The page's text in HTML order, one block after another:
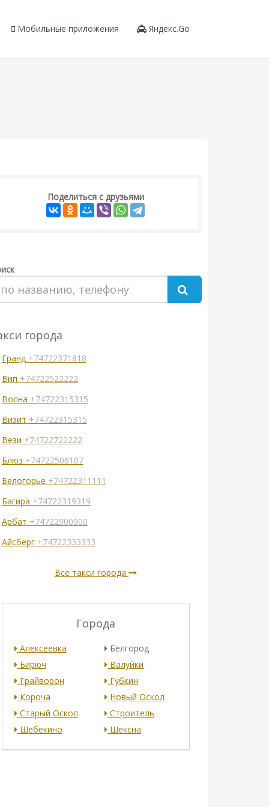
Мобильные приложения Яндекс.Go
Поделиться с друзьями
города
Гранд +74722371818
Вип +74722522222
Волна +74722315315
Визит +74722315315
Вези +74722722222
Блюз +74722506107
Белогорье +74722311111
Багира +74722319319
Арбат +74722900900
Айсберг +74722333333
Все такси города
Города
Алексеевка
Белгород
Бирюч
Валуйки
Грайворон
Губкин
Короча
Новый Оскол
Старый Оскол
Строитель
Шебекино
Шексна